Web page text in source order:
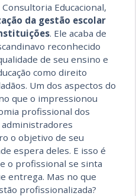
Educacional,
da gestão escolar
. Ele acaba de
reconhecido
de seu ensino e
como direito
Um dos aspectos do
que o impressionou
profissional dos
o objetivo de seu
espera deles. E isso é
o profissional se sinta
entrega. Mas no que
profissionalizada?